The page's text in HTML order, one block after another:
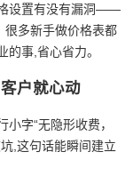
设置有没有漏洞——
很多新手做价格表都
事,省心省力。
户就心动
小字“无隐形收费，
,这句话能瞬间建立